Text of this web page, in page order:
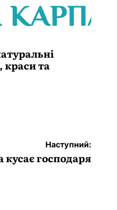
краси та
Наступний:
кусає господаря